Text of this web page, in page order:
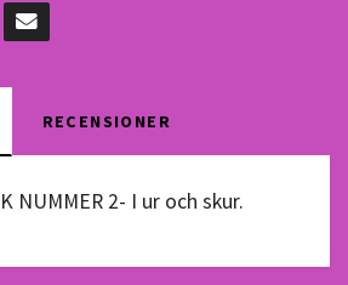
RECENSIONER
NUMMER 2- I ur och skur.